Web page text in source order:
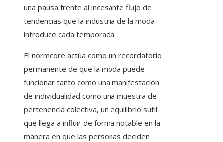
una pausa frente al incesante flujo de
tendencias que la industria de la moda
introduce cada temporada.
El normcore actúa como un recordatorio
permanente de que la moda puede
funcionar tanto como una manifestación
de individualidad como una muestra de
pertenencia colectiva, un equilibrio sutil
que llega a influir de forma notable en la
manera en que las personas deciden